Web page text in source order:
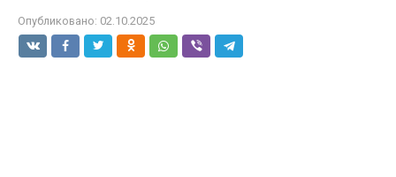
Опубликовано: 02.10.2025